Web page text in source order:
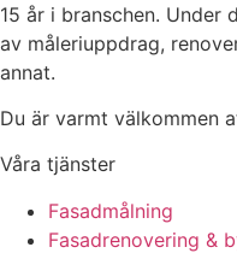
15 år i branschen.
av måleriuppdrag,
annat.
Du är varmt välkommen
Våra tjänster
Fasadmålning
Fasadrenovering &